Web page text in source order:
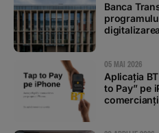
Banca
05 MAI 2026
Aplicația
to Pay” pe